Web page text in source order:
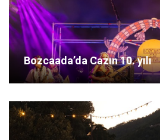
Bozcaada’da Cazın 10. yılı